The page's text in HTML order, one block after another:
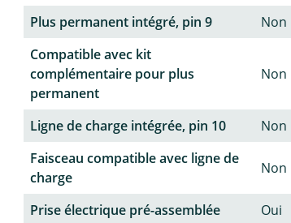
Plus permanent intégré, pin 9
Non
Compatible avec kit
complémentaire pour plus
permanent
Non
Ligne de charge intégrée, pin 10
Non
Faisceau compatible avec ligne de
charge
Non
Prise électrique pré-assemblée
Oui